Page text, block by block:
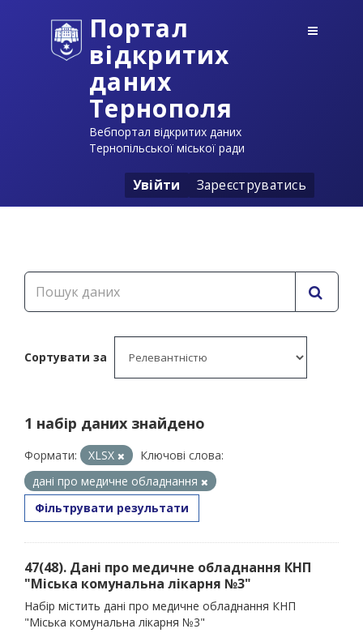
Портал
відкритих
даних
Тернополя
Вебпортал відкритих даних
Тернопільської міської ради
Увійти Зареєструватись
Сортувати за
1 набір даних знайдено
Формати: XLSX
Ключові слова:
дані про медичне обладнання
Фільтрувати результати
47(48). Дані про медичне обладнання КНП
"Міська комунальна лікарня №3"
Набір містить дані про медичне обладнання КНП
"Міська комунальна лікарня №3"